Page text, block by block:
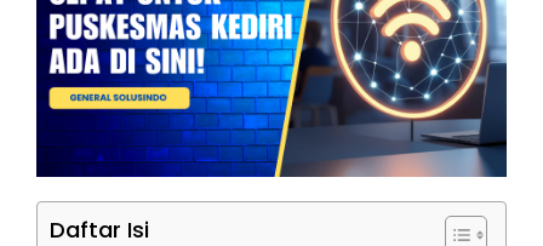
Daftar Isi